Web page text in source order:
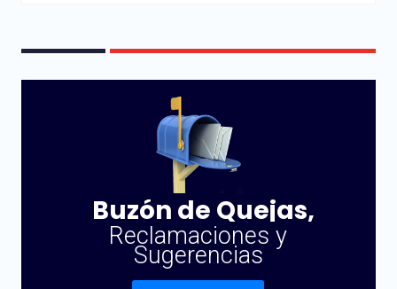
Buzón de Quejas,
Reclamaciones y
Sugerencias